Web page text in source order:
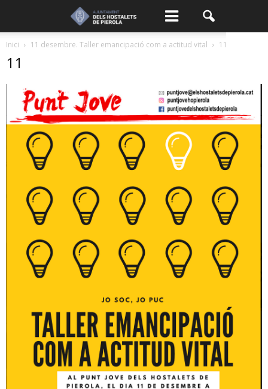
Inici 11 desembre. Taller emancipació com a actitud vital 11
11